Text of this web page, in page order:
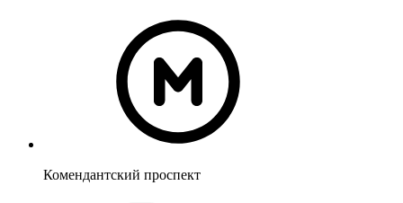
Комендантский проспект